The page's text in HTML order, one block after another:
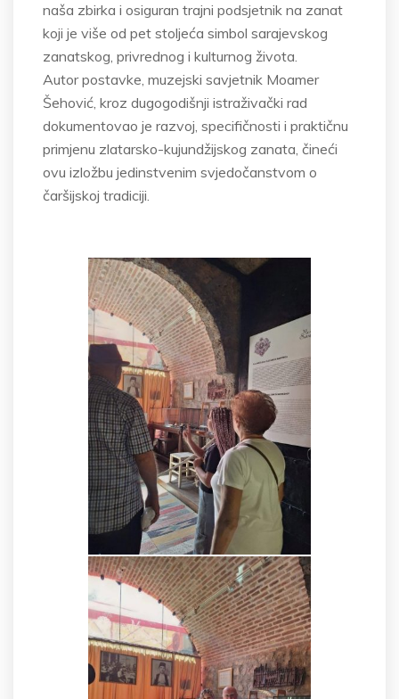
naša zbirka i osiguran trajni podsjetnik na zanat
koji je više od pet stoljeća simbol sarajevskog
zanatskog, privrednog i kulturnog života.
Autor postavke, muzejski savjetnik Moamer
Šehović, kroz dugogodišnji istraživački rad
dokumentovao je razvoj, specifičnosti i praktičnu
primjenu zlatarsko-kujundžijskog zanata, čineći
ovu izložbu jedinstvenim svjedočanstvom o
čaršijskoj tradiciji.